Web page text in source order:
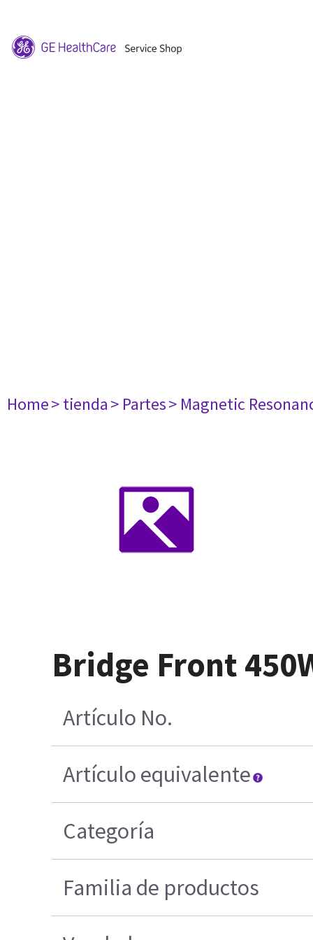
Home> tienda> Partes> Magnetic
Bridge Front
Artículo No.
Artículo equivalente
Categoría
Familia de productos